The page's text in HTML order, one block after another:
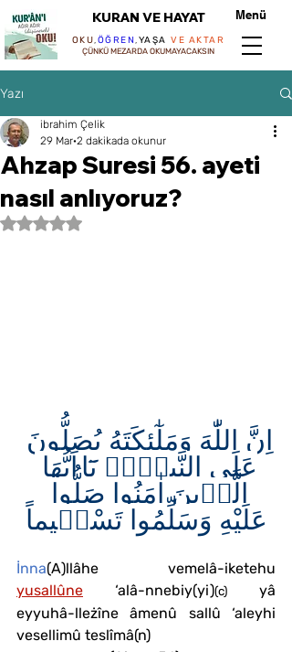
KURAN VE HAYAT
OKU,ÖĞREN,YAŞA VE AKTAR
ÇÜNKÜ MEZARDA OKUMAYACAKSIN
Menü
Yazı
Ahzap Suresi 56. ayeti
nasıl anlıyoruz?
ibrahim Çelik
29 Mar 2 dakikada okunur
5 üzerinden NaN yıldız
اِنَّ اللّٰهَ وَمَلٰٓئِكَتَهُ يُصَلُّونَ
عَلَى النَّبِيِّۜ يَٓا اَيُّهَا
الَّذ۪ينَ اٰمَنُوا صَلُّوا
عَلَيْهِ وَسَلِّمُوا تَسْل۪يماً
İnna
yusallûne ‘alâ-nnebiy(yi)(c)
yâ
eyyuhâ-lleżîne âmenû sallû ‘aleyhi
vesellimû teslîmâ(n)